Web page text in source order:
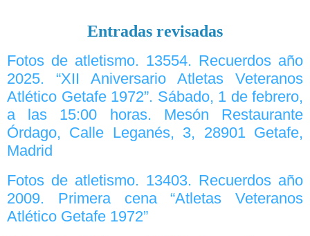
Entradas revisadas
Fotos de atletismo. 13554. Recuerdos año
2025. “XII Aniversario Atletas Veteranos
Atlético Getafe 1972”. Sábado, 1 de febrero,
a las 15:00 horas. Mesón Restaurante
Órdago, Calle Leganés, 3, 28901 Getafe,
Madrid
Fotos de atletismo. 13403. Recuerdos año
2009. Primera cena “Atletas Veteranos
Atlético Getafe 1972”